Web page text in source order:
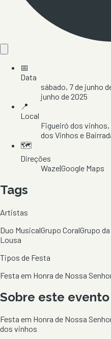
📅
Data
sábado, 7 de junho
junho de 2025
📍
Local
Figueiró dos vinhos
dos Vinhos e
🗺️
Direções
Waze|Google Maps
Tags
Artistas
Duo MusicalGrupo CoralGrupo
Lousa
Tipos de Festa
Festa em Honra de Nossa
Sobre este evento
Festa em Honra de Nossa
dos vinhos